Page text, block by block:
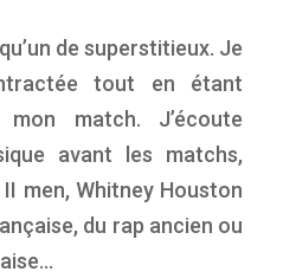
de superstitieux. Je
tout en étant
match. J’écoute
avant les matchs,
men, Whitney Houston
du rap ancien ou